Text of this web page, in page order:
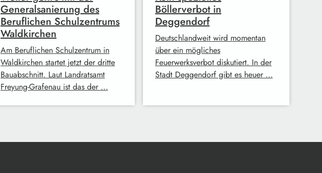
Generalsanierung des
Beruflichen Schulzentrums
Waldkirchen
Am Beruflichen Schulzentrum in
Waldkirchen startet jetzt der dritte
Bauabschnitt. Laut Landratsamt
Freyung-Grafenau ist das der …
Böllerverbot in
Deggendorf
Deutschlandweit wird momentan
über ein mögliches
Feuerwerksverbot diskutiert. In der
Stadt Deggendorf gibt es heuer …